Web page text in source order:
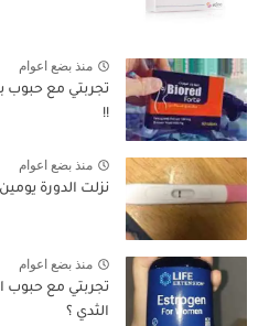
منذ بضع اعوام
تجربتي مع حبوب
!!
منذ بضع اعوام
نزلت الدورة
منذ بضع اعوام
تجربتي مع حبوب
الثدي ؟